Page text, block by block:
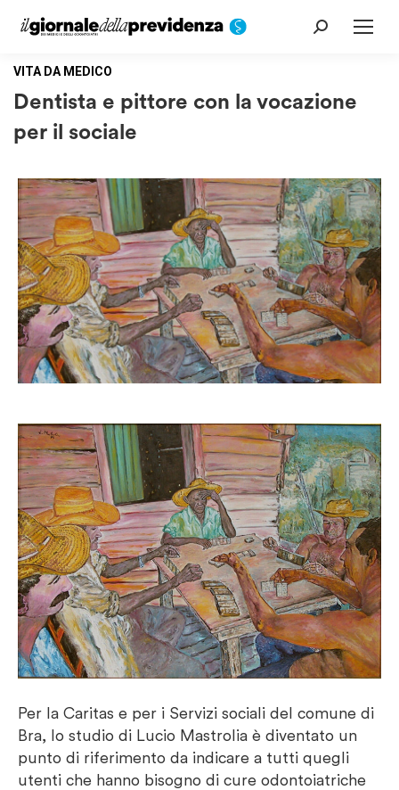
Cerca:
VITA DA MEDICO
Dentista e pittore con la vocazione
per il sociale
Per la Caritas e per i Servizi sociali del comune di
Bra, lo studio di Lucio Mastrolia è diventato un
punto di riferimento da indicare a tutti quegli
utenti che hanno bisogno di cure odontoiatriche